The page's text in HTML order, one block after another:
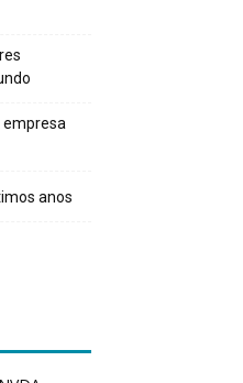
anos